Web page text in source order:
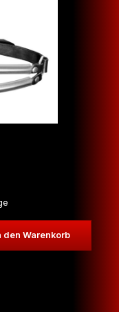
den Warenkorb